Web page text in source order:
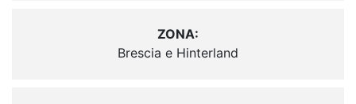
ZONA:
Brescia e Hinterland